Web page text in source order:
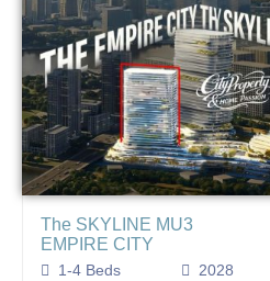
The SKYLINE MU3
EMPIRE CITY
1-4 Beds
2028